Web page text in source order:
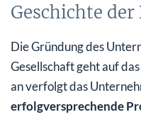
Geschichte
Die Gründung des
Gesellschaft geht auf
an verfolgt das
erfolgversprechende